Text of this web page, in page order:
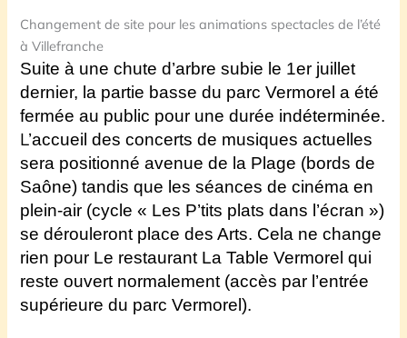
Changement de site pour les animations spectacles de l’été
à Villefranche
Suite à une chute d’arbre subie le 1er juillet
dernier, la partie basse du parcVermorel a été
fermée au public pour une durée indéterminée.
L’accueil des concerts de musiques actuelles
sera positionné avenue de la Plage (bords de
Saône) tandis que les séances de cinéma en
plein-air (cycle « Les P’tits plats dans l’écran »)
se dérouleront place des Arts. Cela ne change
rien pour Le restaurant La Table Vermorel qui
reste ouvert normalement (accès par l’entrée
supérieure du parc Vermorel).